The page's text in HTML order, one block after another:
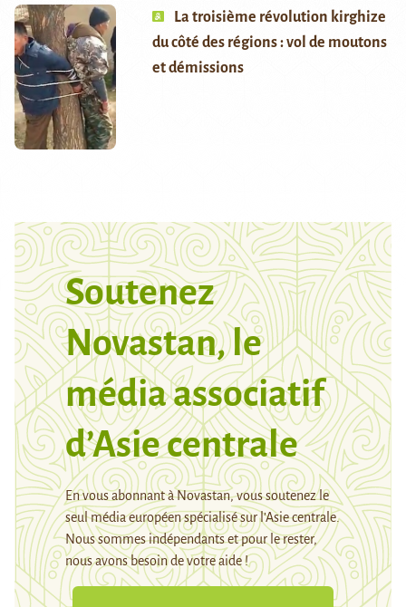
La troisième révolution kirghize
du côté des régions : vol de moutons
et démissions
Soutenez
Novastan, le
média associatif
d’Asie centrale
En vous abonnant à Novastan, vous soutenez le
seul média européen spécialisé sur l’Asie centrale.
Nous sommes indépendants et pour le rester,
nous avons besoin de votre aide !